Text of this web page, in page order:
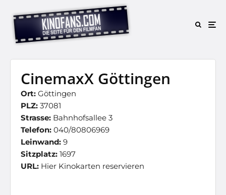
CinemaxX Göttingen
Ort: Göttingen
PLZ: 37081
Strasse: Bahnhofsallee 3
Telefon: 040/80806969
Leinwand: 9
Sitzplatz: 1697
URL: Hier Kinokarten reservieren